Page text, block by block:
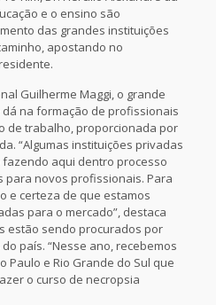
e o ensino são
das grandes instituições
apostando no
Guilherme Maggi, o grande
na formação de profissionais
de trabalho, proporcionada por
“Algumas instituições privadas
fazendo aqui dentro processo
para novos profissionais. Para
e certeza de que estamos
para o mercado”, destaca
estão sendo procurados por
país. “Nesse ano, recebemos
Paulo e Rio Grande do Sul que
o curso de necropsia